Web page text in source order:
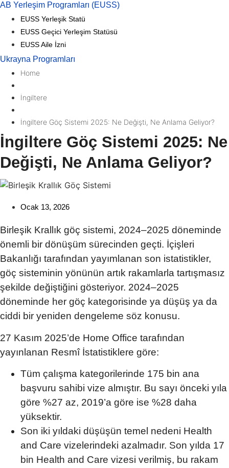
AB Yerleşim Programları (EUSS)
EUSS Yerleşik Statü
EUSS Geçici Yerleşim Statüsü
EUSS Aile İzni
Ukrayna Programları
Home
İngiltere
İngiltere Göç Sistemi 2025: Ne Değişti, Ne Anlama Geliyor?
İngiltere Göç Sistemi 2025: Ne
Değişti, Ne Anlama Geliyor?
Ocak 13, 2026
Birleşik Krallık göç sistemi, 2024–2025 döneminde
önemli bir dönüşüm sürecinden geçti. İçişleri
Bakanlığı tarafından yayımlanan son istatistikler,
göç sisteminin yönünün artık rakamlarla tartışmasız
şekilde değiştiğini gösteriyor. 2024–2025
döneminde her göç kategorisinde ya düşüş ya da
ciddi bir yeniden dengeleme söz konusu.
27 Kasım 2025’de Home Office tarafından
yayınlanan Resmî İstatistiklere göre:
Tüm çalışma kategorilerinde 175 bin ana
başvuru sahibi vize almıştır. Bu sayı önceki yıla
göre %27 az, 2019’a göre ise %28 daha
yüksektir.
Son iki yıldaki düşüşün temel nedeni Health
and Care vizelerindeki azalmadır. Son yılda 17
bin Health and Care vizesi verilmiş, bu rakam